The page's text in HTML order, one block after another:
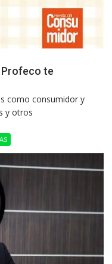
Profeco te
como consumidor y
y otros